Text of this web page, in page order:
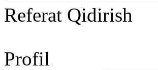
Referat Qidirish
Profil